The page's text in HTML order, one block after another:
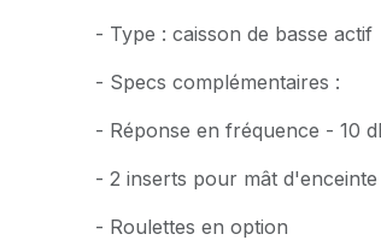
- Type : caisson de basse actif
- Specs complémentaires :
- Réponse en fréquence - 10
- 2 inserts pour mât
- Roulettes en option